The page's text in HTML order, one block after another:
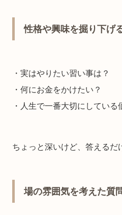
性格や興味を掘り下げ
・実はやりたい習い事は？
・何にお金をかけたい？
・人生で一番大切にしている
ちょっと深いけど、答えるだ
場の雰囲気を考えた質